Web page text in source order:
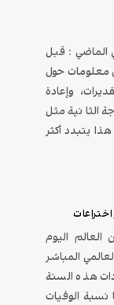
الماضي : قبل
معلومات حول
مجرد تقديرات، وإعادة
الثانية مثل
يتبدد أكثر
اليوم
العالمي المباشر
هذه السنة
نسبة الوفيات